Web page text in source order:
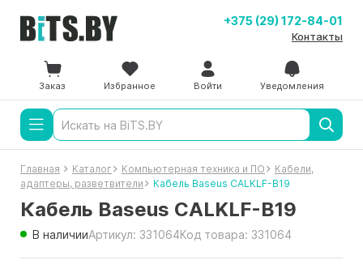
+375 (29) 172-84-01
Контакты
Заказ Избранное Войти Уведомления
Главная Каталог Компьютерная техника и ПО
Кабели,
адаптеры, разветвители
Кабель Baseus CALKLF-B19
Кабель Baseus CALKLF-B19
В наличииАртикул: 331064Код товара: 331064